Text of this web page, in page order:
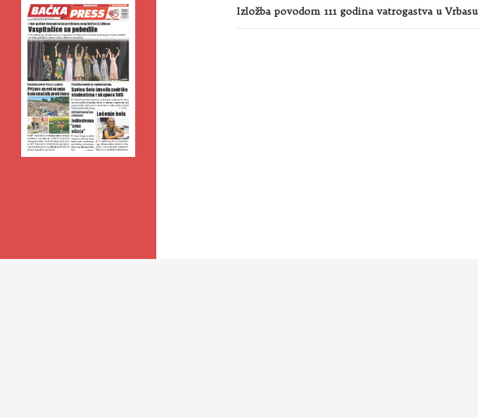
Izložba povodom 111 godina vatrogastva u Vrbasu